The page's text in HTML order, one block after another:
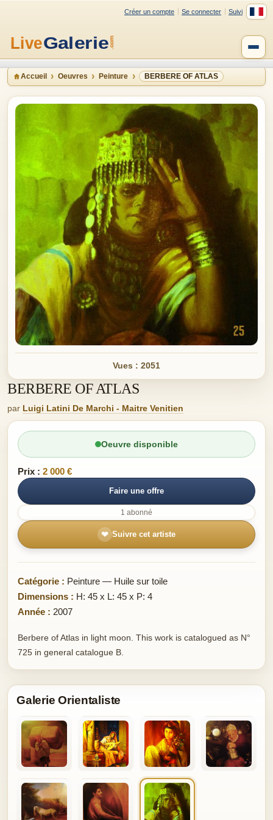
Créer un compte Se connecter Suivi
Accueil Oeuvres Peinture BERBERE OF ATLAS
Vues : 2051
BERBERE OF ATLAS
par Luigi Latini De Marchi - Maitre Venitien
Oeuvre disponible
Prix : 2 000 €
Faire une offre
1 abonné
❤ Suivre cet artiste
Catégorie : Peinture — Huile sur toile
Dimensions : H: 45 x L: 45 x P: 4
Année : 2007
Berbere of Atlas in light moon. This work is catalogued as N°
725 in general catalogue B.
Galerie Orientaliste